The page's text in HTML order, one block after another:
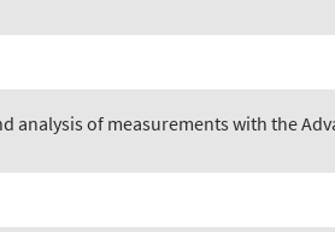
analysis of measurements with the